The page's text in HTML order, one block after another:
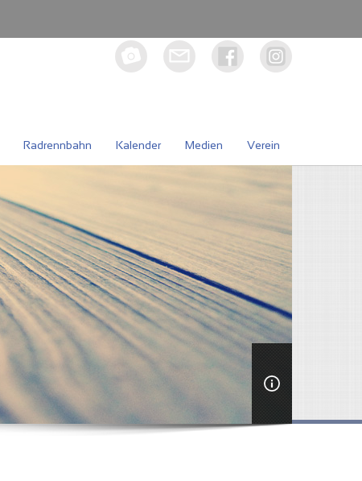
Radrennbahn Kalender Medien Verein